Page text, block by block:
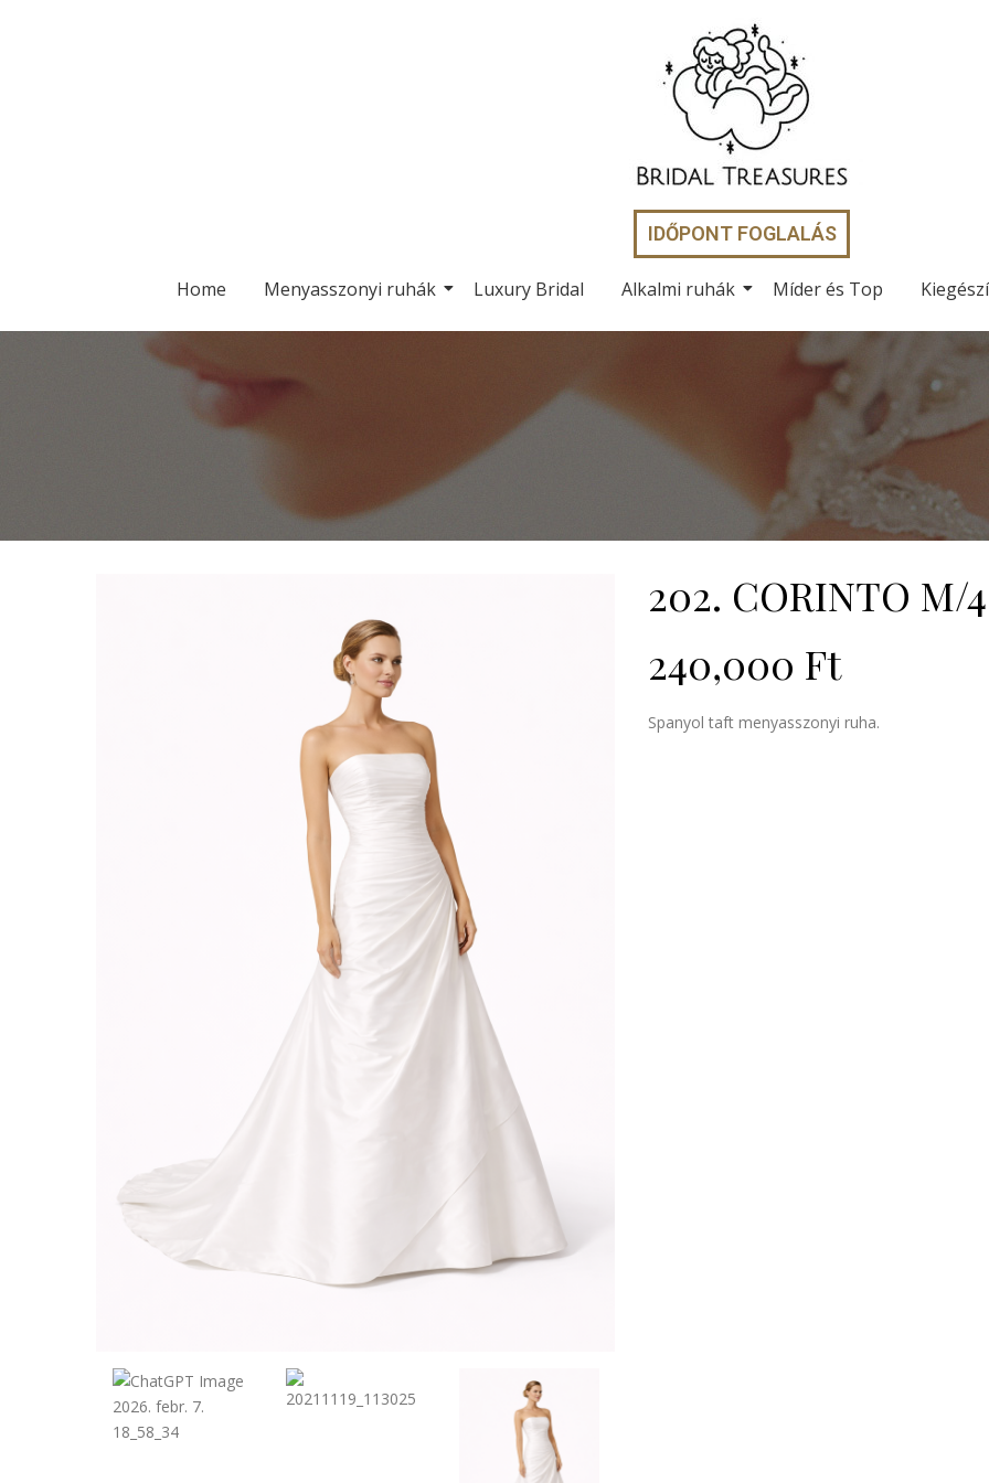
IDŐPONT FOGLALÁS
Home Menyasszonyi ruhák Luxury Bridal Alkalmi ruhák Míder és Top
202. CORINTO M/
240,000 Ft
Spanyol taft menyasszonyi ruha.